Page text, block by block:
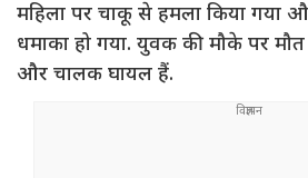
महिला पर चाकू से हमला किया गया
धमाका हो गया. युवक की मौके पर
और चालक घायल हैं.